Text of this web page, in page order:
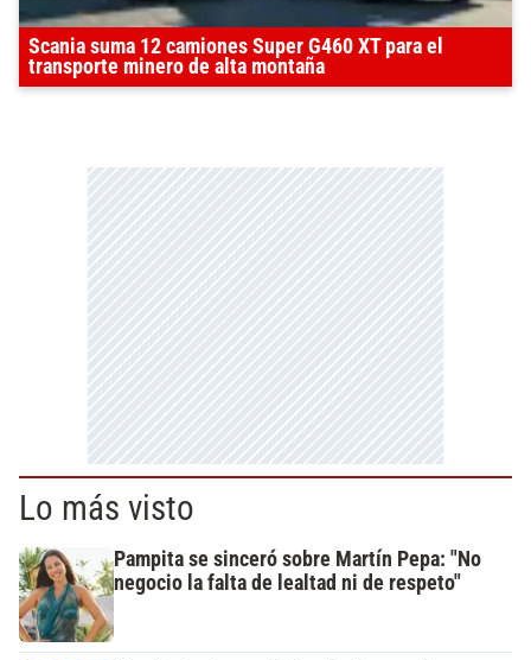
Scania suma 12 camiones Super G460 XT para el
transporte minero de alta montaña
Lo más visto
Pampita se sinceró sobre Martín Pepa: "No
negocio la falta de lealtad ni de respeto"